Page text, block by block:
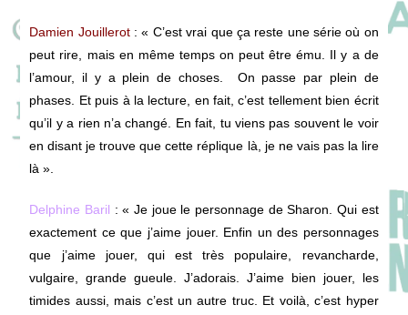
Damien Jouillerot: « C’est vrai que ça reste une série où on
peut rire, mais en même temps on peut être ému. Il y a de
l’amour, il y a plein de choses. On passe par plein de
phases. Et puis à la lecture, en fait, c’est tellement bien écrit
qu’il y a rien n’a changé. En fait, tu viens pas souvent le voir
en disant je trouve que cette réplique là, je ne vais pas la lire
là ».
Delphine Baril : « Je joue le personnage deSharon. Qui est
exactement ce que j’aime jouer. Enfin un des personnages
que j’aime jouer, qui est très populaire, revancharde,
vulgaire, grande gueule. J’adorais. J’aime bien jouer, les
timides aussi, mais c’est un autre truc. Et voilà, c’est hyper